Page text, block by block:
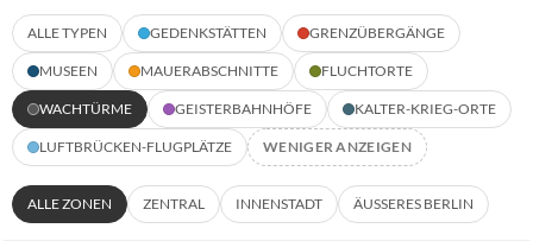
ALLE TYPEN GEDENKSTÄTTEN GRENZÜBERGÄNGE
MUSEEN MAUERABSCHNITTE FLUCHTORTE
WACHTÜRME GEISTERBAHNHÖFE KALTER-KRIEG-ORTE
LUFTBRÜCKEN-FLUGPLÄTZE WENIGER ANZEIGEN
ALLE ZONEN ZENTRAL INNENSTADT ÄUSSERES BERLIN